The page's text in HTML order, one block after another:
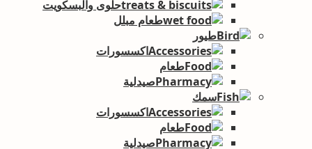
حلوى والبسكويت
طعام مبلل
طيور
اكسسورات
طعام
صيدلية
سمك
اكسسورات
طعام
صيدلية